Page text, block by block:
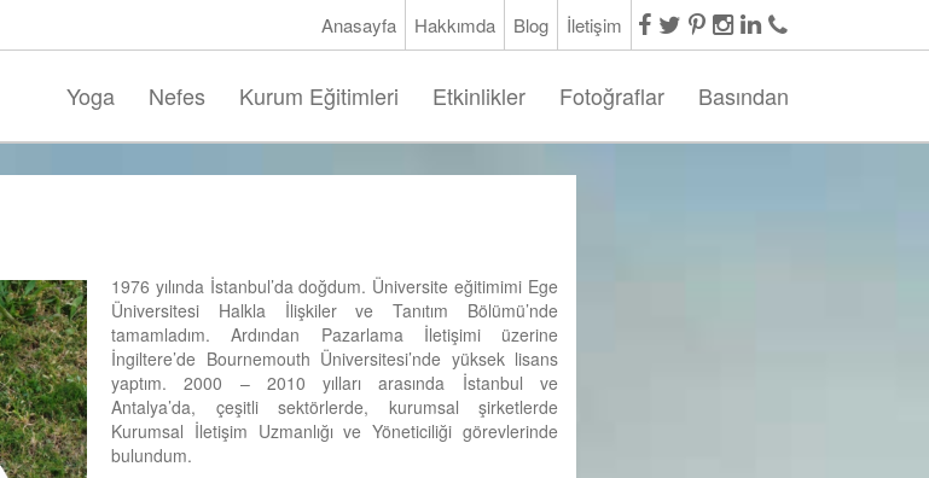
Anasayfa Hakkımda Blog İletişim
Yoga Nefes Kurum Eğitimleri Etkinlikler Fotoğraflar Basından
1976 yılında İstanbul’da doğdum. Üniversite eğitimimi Ege
Üniversitesi Halkla İlişkiler ve Tanıtım Bölümü’nde
tamamladım. Ardından Pazarlama İletişimi üzerine
İngiltere’de Bournemouth Üniversitesi’nde yüksek lisans
yaptım. 2000 – 2010 yılları arasında İstanbul ve
Antalya’da, çeşitli sektörlerde, kurumsal şirketlerde
Kurumsal İletişim Uzmanlığı ve Yöneticiliği görevlerinde
bulundum.